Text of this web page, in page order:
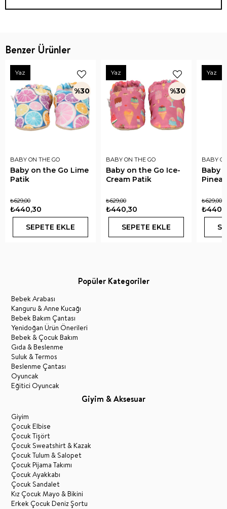
Benzer Ürünler
BABY ON THE GO
Baby on the Go Lime
Patik
₺440,30
₺629,00
SEPETE EKLE
%30
Yaz
BABY ON THE GO
Baby on the Go Ice-
Cream Patik
₺440,30
₺629,00
SEPETE EKLE
%30
Yaz
BABY
Baby
₺629,00
Yaz
Popüler Kategoriler
Bebek Arabası
Kanguru & Anne Kucağı
Bebek Bakım Çantası
Yenidoğan Ürün Önerileri
Bebek & Çocuk Bakım
Gıda & Beslenme
Suluk & Termos
Beslenme Çantası
Oyuncak
Eğitici Oyuncak
Giyim & Aksesuar
Giyim
Çocuk Elbise
Çocuk Tişört
Çocuk Sweatshirt & Kazak
Çocuk Tulum & Salopet
Çocuk Pijama Takımı
Çocuk Ayakkabı
Çocuk Sandalet
Kız Çocuk Mayo & Bikini
Erkek Çocuk Deniz Şortu